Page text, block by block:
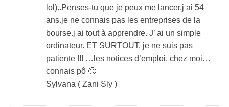
lol)..Penses-tu que je peux me lancer,j ai 54
ans.je ne connais pas les entreprises de la
bourse.j ai tout à apprendre. J’ ai un simple
ordinateur. ET SURTOUT, je ne suis pas
patiente !!! …les notices d’emploi, chez moi…
connais pô 🙁
Sylvana ( Zani Sly )